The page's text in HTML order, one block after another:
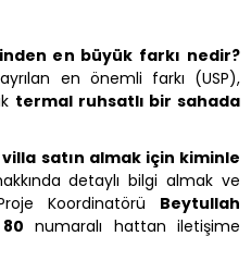
en büyük farkı nedir?
en önemli farkı (USP),
termal ruhsatlı bir sahada
satın almak için kiminle
detaylı bilgi almak ve
Koordinatörü Beytullah
numaralı hattan iletişime